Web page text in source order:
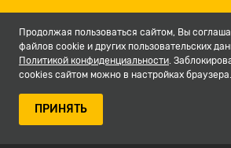
© 2007-2026, Магазин строительных
Продолжая пользоваться сайтом, Вы
файлов cookie и других пользовательских
Политикой конфиденциальности.
cookies сайтом можно в настройках браузера.
ПРИНЯТЬ